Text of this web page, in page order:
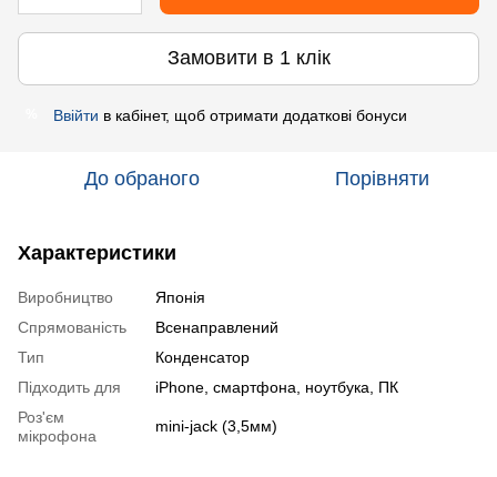
Замовити в 1 клік
Ввійти в кабінет, щоб отримати додаткові бонуси
До обраного Порівняти
Характеристики
Виробництво
Японія
Спрямованість
Всенаправлений
Тип
Конденсатор
Підходить для
iPhone, смартфона, ноутбука, ПК
Роз'єм
мікрофона
mini-jack (3,5мм)